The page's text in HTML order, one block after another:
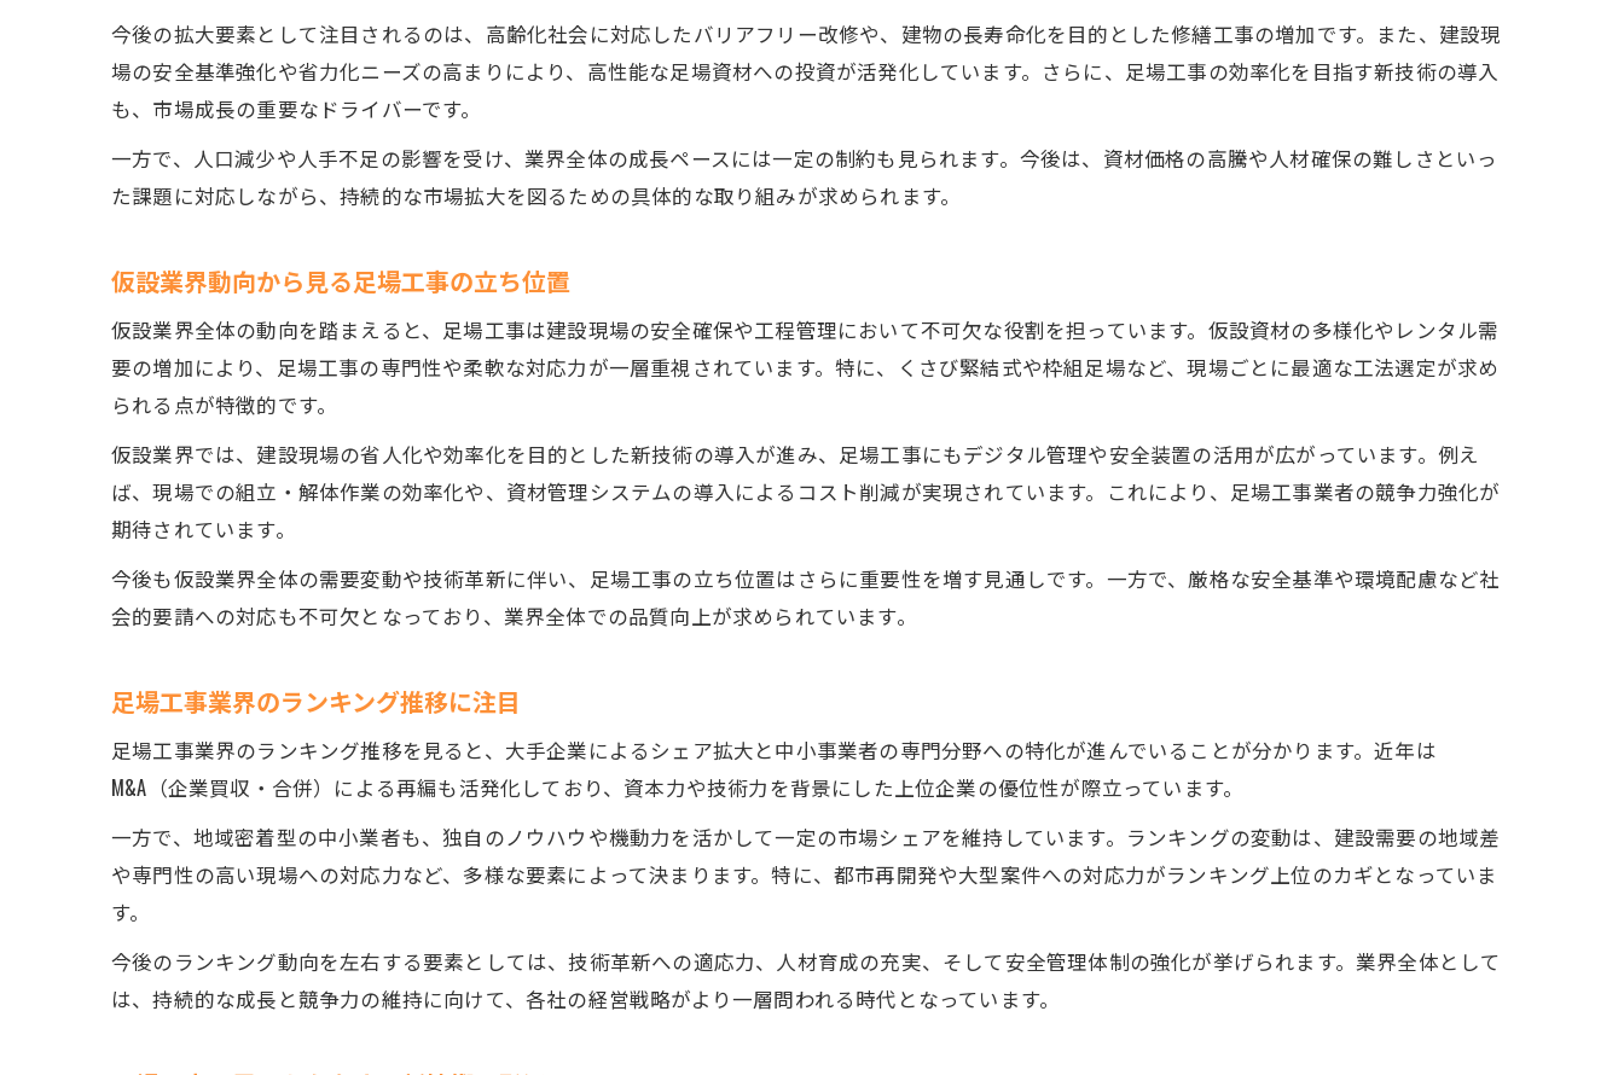
今後の拡大要素として注目されるのは、高齢化社会に対応したバリアフリー改修や、建物の長寿命化を目的とした修繕工事の増加です。また、建設現
場の安全基準強化や省力化ニーズの高まりにより、高性能な足場資材への投資が活発化しています。さらに、足場工事の効率化を目指す新技術の導入
も、市場成長の重要なドライバーです。
一方で、人口減少や人手不足の影響を受け、業界全体の成長ペースには一定の制約も見られます。今後は、資材価格の高騰や人材確保の難しさといっ
た課題に対応しながら、持続的な市場拡大を図るための具体的な取り組みが求められます。
仮設業界動向から見る足場工事の立ち位置
仮設業界全体の動向を踏まえると、足場工事は建設現場の安全確保や工程管理において不可欠な役割を担っています。仮設資材の多様化やレンタル需
要の増加により、足場工事の専門性や柔軟な対応力が一層重視されています。特に、くさび緊結式や枠組足場など、現場ごとに最適な工法選定が求め
られる点が特徴的です。
仮設業界では、建設現場の省人化や効率化を目的とした新技術の導入が進み、足場工事にもデジタル管理や安全装置の活用が広がっています。例え
ば、現場での組立・解体作業の効率化や、資材管理システムの導入によるコスト削減が実現されています。これにより、足場工事業者の競争力強化が
期待されています。
今後も仮設業界全体の需要変動や技術革新に伴い、足場工事の立ち位置はさらに重要性を増す見通しです。一方で、厳格な安全基準や環境配慮など社
会的要請への対応も不可欠となっており、業界全体での品質向上が求められています。
足場工事業界のランキング推移に注目
足場工事業界のランキング推移を見ると、大手企業によるシェア拡大と中小事業者の専門分野への特化が進んでいることが分かります。近年は
M&A（企業買収・合併）による再編も活発化しており、資本力や技術力を背景にした上位企業の優位性が際立っています。
一方で、地域密着型の中小業者も、独自のノウハウや機動力を活かして一定の市場シェアを維持しています。ランキングの変動は、建設需要の地域差
や専門性の高い現場への対応力など、多様な要素によって決まります。特に、都市再開発や大型案件への対応力がランキング上位のカギとなっていま
す。
今後のランキング動向を左右する要素としては、技術革新への適応力、人材育成の充実、そして安全管理体制の強化が挙げられます。業界全体として
は、持続的な成長と競争力の維持に向けて、各社の経営戦略がより一層問われる時代となっています。